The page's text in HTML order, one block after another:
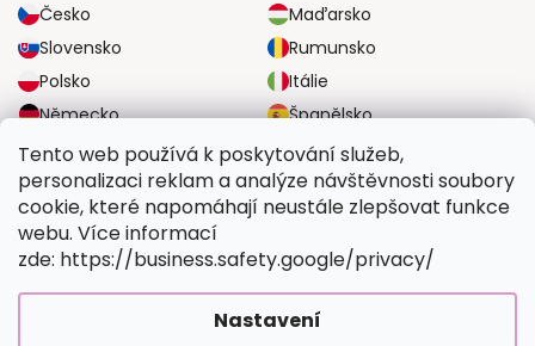
Tento web používá k poskytování služeb,
personalizaci reklam a analýze návštěvnosti soubory
cookie, které napomáhají neustále zlepšovat funkce
webu. Více informací
zde: https://business.safety.google/privacy/
Nastavení
Česko
Maďarsko
Slovensko
Rumunsko
Polsko
Itálie
Německo
Španělsko
Velká Británie
Rakousko
SPOLEHLIVÉ MOŽNOSTI DOPRAVY
BEZPEČNÉ MOŽNOSTI PLATBY